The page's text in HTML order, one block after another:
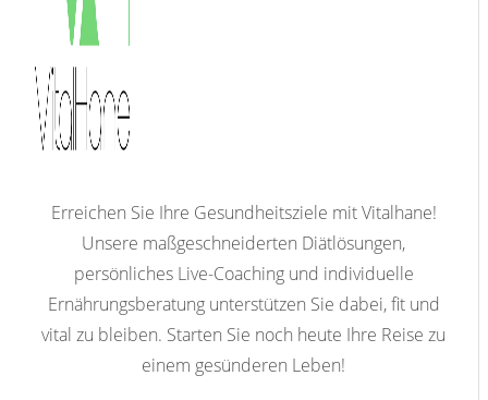
Erreichen Sie Ihre Gesundheitsziele mit Vitalhane!
Unsere maßgeschneiderten Diätlösungen,
persönliches Live-Coaching und individuelle
Ernährungsberatung unterstützen Sie dabei, fit und
vital zu bleiben. Starten Sie noch heute Ihre Reise zu
einem gesünderen Leben!